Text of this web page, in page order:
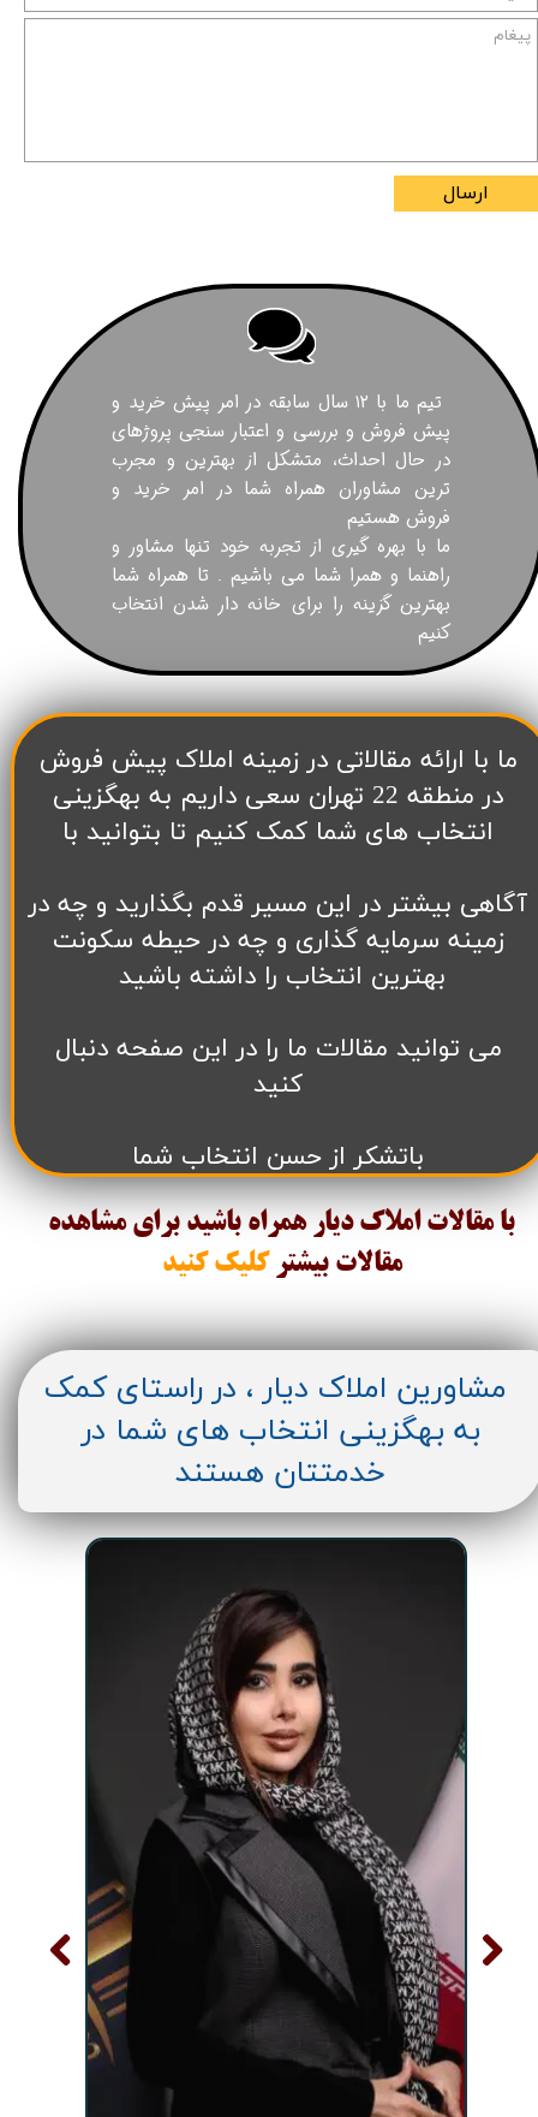
ارسال
تیم ما با ۱۲ سال سابقه در امر پیش خرید و
پیش فروش و بررسی و اعتبار سنجی پروژهای
در حال احداث، متشکل از بهترین و مجرب
ترین مشاوران همراه شما در امر خرید و
فروش هستیم
ما با بهره گیری از تجربه خود تنها مشاور و
راهنما و همرا شما می باشیم . تا همراه شما
بهترین گزینه را برای خانه دار شدن انتخاب
کنیم
​ما با ارائه مقالاتی در زمینه املاک پیش فروش
در منطقه 22 تهران سعی داریم به بهگزینی
انتخاب های شما کمک کنیم تا بتوانید با
آگاهی بیشتر در این مسیر قدم بگذارید و چه در
زمینه سرمایه گذاری و چه در حیطه سکونت
بهترین انتخاب را داشته باشید
می توانید مقالات ما را در این صفحه دنبال
کنید
باتشکر از حسن انتخاب شما
با مقالات املاک دیار همراه باشید برای مشاهده
مقالات بیشتر کلیک کنید
مشاورین املاک دیار ، در راستای کمک
به بهگزینی انتخاب های شما در
خدمتتان هستند